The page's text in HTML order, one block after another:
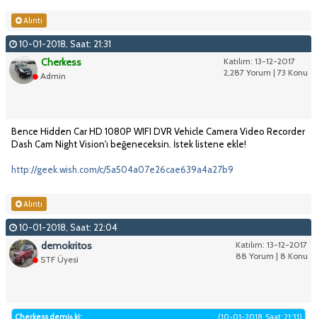
Alıntı
10-01-2018, Saat: 21:31
Katılım: 13-12-2017
2,287 Yorum | 73 Konu
Cherkess
Admin
Bence Hidden Car HD 1080P WIFI DVR Vehicle Camera Video Recorder
Dash Cam Night Vision'ı beğeneceksin. İstek listene ekle!
http://geek.wish.com/c/5a504a07e26cae639a4a27b9
Alıntı
10-01-2018, Saat: 22:04
Katılım: 13-12-2017
88 Yorum | 8 Konu
demokritos
STF Üyesi